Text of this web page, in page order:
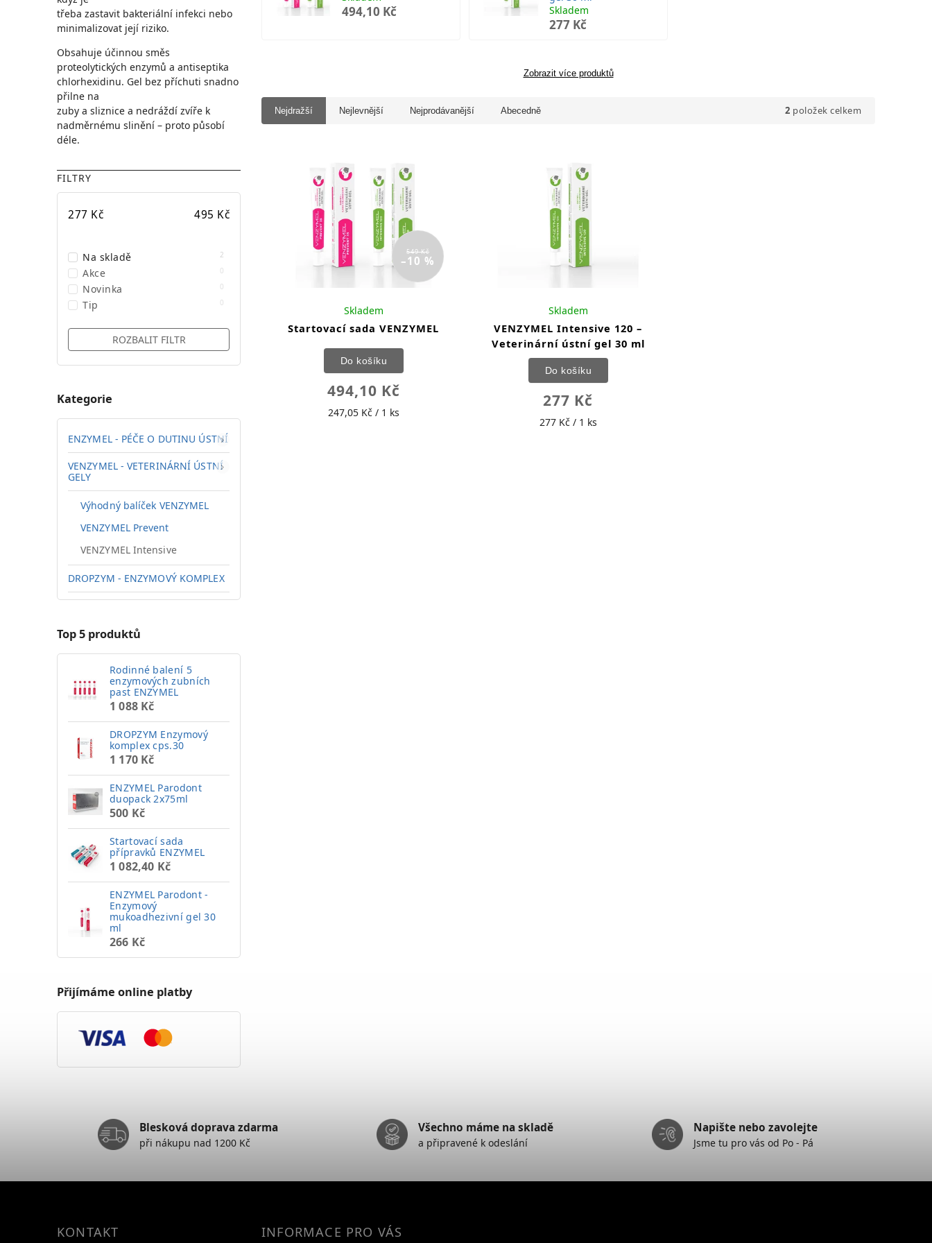
třeba zastavit bakteriální infekci nebo
minimalizovat její riziko.
Obsahuje účinnou směs
proteolytických enzymů a antiseptika
chlorhexidinu. Gel bez příchuti snadno
přilne na
zuby a sliznice a nedráždí zvíře k
nadměrnému slinění – proto působí
déle.
FILTRY
277 Kč 495 Kč
Na skladě 2
Akce 0
Novinka 0
Tip 0
ROZBALIT FILTR
Kategorie
ENZYMEL - PÉČE O DUTINU ÚSTNÍ
VENZYMEL - VETERINÁRNÍ ÚSTNÍ
GELY
Výhodný balíček VENZYMEL
VENZYMEL Prevent
VENZYMEL Intensive
DROPZYM - ENZYMOVÝ KOMPLEX
Top 5 produktů
Rodinné balení 5
enzymových zubních
past ENZYMEL
1 088 Kč
DROPZYM Enzymový
komplex cps.30
1 170 Kč
ENZYMEL Parodont
duopack 2x75ml
500 Kč
Startovací sada
přípravků ENZYMEL
1 082,40 Kč
ENZYMEL Parodont -
Enzymový
mukoadhezivní gel 30
ml
266 Kč
Přijímáme online platby
494,10 Kč
Skladem
277 Kč
Zobrazit více produktů
Nejdražší Nejlevnější Nejprodávanější Abecedně 2 položek celkem
549 Kč
–10 %
Startovací sada VENZYMEL
Skladem
494,10 Kč
247,05 Kč / 1 ks
Do košíku
VENZYMEL Intensive 120 –
Veterinární ústní gel 30 ml
Skladem
277 Kč
277 Kč / 1 ks
Do košíku
Blesková doprava zdarma
při nákupu nad 1200 Kč
Všechno máme na skladě
a připravené k odeslání
Napište nebo zavolejte
Jsme tu pro vás od Po - Pá
KONTAKT INFORMACE PRO VÁS